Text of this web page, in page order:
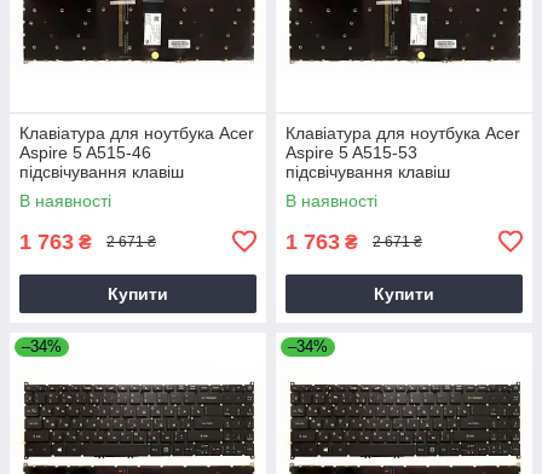
Клавіатура для ноутбука Acer
Aspire 5 A515-46
підсвічування клавіш
В наявності
1 763 ₴ 2 671 ₴
Купити
Клавіатура для ноутбука Acer
Aspire 5 A515-53
підсвічування клавіш
В наявності
1 763 ₴ 2 671 ₴
Купити
–34% –34%